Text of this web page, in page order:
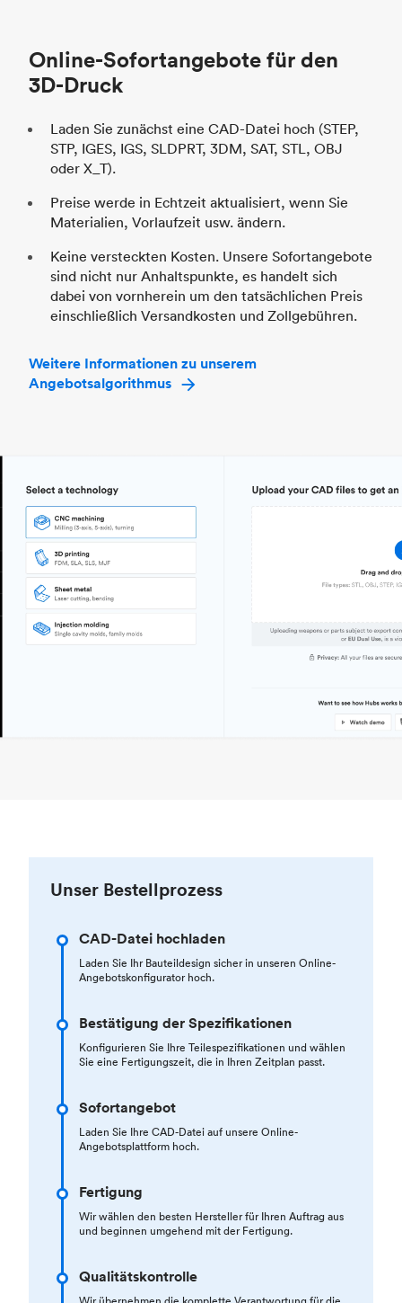
Online-Sofortangebote für den
3D-Druck
Laden Sie zunächst eine CAD-Datei hoch (STEP,
STP, IGES, IGS, SLDPRT, 3DM, SAT, STL, OBJ
oder X_T).
Preise werde in Echtzeit aktualisiert, wenn Sie
Materialien, Vorlaufzeit usw. ändern.
Keine versteckten Kosten. Unsere Sofortangebote
sind nicht nur Anhaltspunkte, es handelt sich
dabei von vornherein um den tatsächlichen Preis
einschließlich Versandkosten und Zollgebühren.
Weitere Informationen zu unserem
Angebotsalgorithmus
Unser Bestellprozess
CAD-Datei hochladen
Laden Sie Ihr Bauteildesign sicher in unseren Online-
Angebotskonfigurator hoch.
Bestätigung der Spezifikationen
Konfigurieren Sie Ihre Teilespezifikationen und wählen
Sie eine Fertigungszeit, die in Ihren Zeitplan passt.
Sofortangebot
Laden Sie Ihre CAD-Datei auf unsere Online-
Angebotsplattform hoch.
Fertigung
Wir wählen den besten Hersteller für Ihren Auftrag aus
und beginnen umgehend mit der Fertigung.
Qualitätskontrolle